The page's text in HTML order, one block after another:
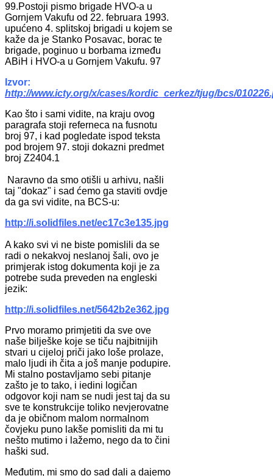
99.Postoji pismo brigade HVO-a u
Gornjem Vakufu od 22. februara 1993.
upućeno 4. splitskoj brigadi u kojem se
kaže da je Stanko Posavac, borac te
brigade, poginuo u borbama između
ABiH i HVO-a u Gornjem Vakufu. 97
Izvor:
http://www.icty.org/x/cases/kordic_cerkez/tjug/bcs/
Kao što i sami vidite, na kraju ovog
paragrafa stoji referneca na fusnotu
broj 97, i kad pogledate ispod teksta
pod brojem 97. stoji dokazni predmet
broj Z2404.1
Naravno da smo otišli u arhivu, našli
taj "dokaz" i sad ćemo ga staviti ovdje
da ga svi vidite, na BCS-u:
http://i.solidfiles.net/ec17c3e135.jpg
A kako svi vi ne biste pomislili da se
radi o nekakvoj neslanoj šali, ovo je
primjerak istog dokumenta koji je za
potrebe suda preveden na engleski
jezik:
http://i.solidfiles.net/5642b2e362.jpg
Prvo moramo primjetiti da sve ove
naše bilješke koje se tiču najbitnijih
stvari u cijeloj priči jako loše prolaze,
malo ljudi ih čita a još manje podupire.
Mi stalno postavljamo sebi pitanje
zašto je to tako, i iedini logičan
odgovor koji nam se nudi jest taj da su
sve te konstrukcije toliko nevjerovatne
da je običnom malom normalnom
čovjeku puno lakše pomisliti da mi tu
nešto mutimo i lažemo, nego da to čini
haški sud.
Međutim, mi smo do sad dali a dajemo